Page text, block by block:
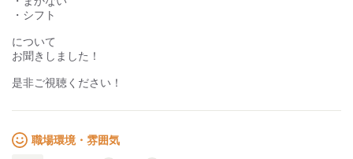
・シフト
について
お聞きしました！
是非ご視聴ください！
職場環境・雰囲気